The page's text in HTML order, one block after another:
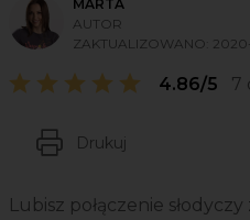
MARTA
AUTOR
ZAKTUALIZOWANO:
4.86/5 7
Drukuj
Lubisz połączenie